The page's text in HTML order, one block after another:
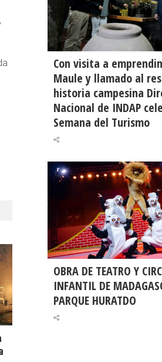
Con visita a
Maule y llamado al
historia campesina
Nacional de INDAP
Semana del Turismo
OBRA DE TEATRO Y
INFANTIL DE
PARQUE HURATDO